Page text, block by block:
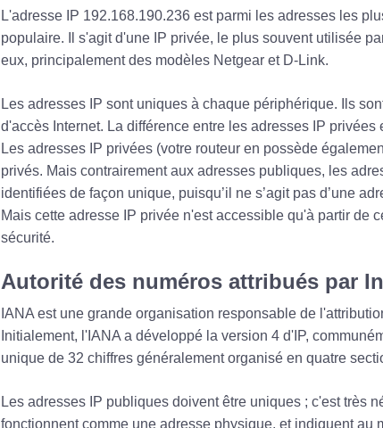
L'adresse IP 192.168.190.236 est parmi les adresses les
populaire. Il s'agit d'une IP privée, le plus souvent utilisée
eux, principalement des modèles Netgear et D-Link.
Les adresses IP sont uniques à chaque périphérique. Ils
d'accès Internet. La différence entre les adresses IP
Les adresses IP privées (votre routeur en possède
privés. Mais contrairement aux adresses publiques, les
identifiées de façon unique, puisqu’il ne s’agit pas d’une
Mais cette adresse IP privée n'est accessible qu'à partir de
sécurité.
Autorité des numéros attribués par
IANA est une grande organisation responsable de
Initialement, l'IANA a développé la version 4 d'IP,
unique de 32 chiffres généralement organisé en quatre
Les adresses IP publiques doivent être uniques ; c'est très
fonctionnent comme une adresse physique, et indiquent au